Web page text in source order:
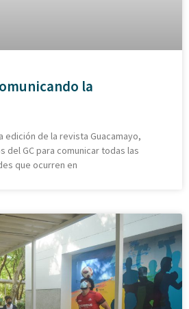
la
edición de la revista Guacamayo,
del GC para comunicar todas las
que ocurren en